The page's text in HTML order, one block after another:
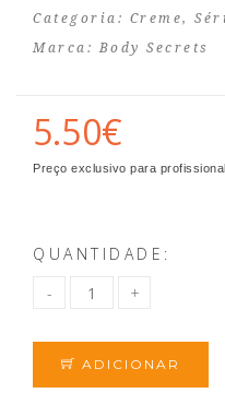
Categoria: Creme,
Marca: Body Secrets
5.50€
Preço exclusivo para profissional
QUANTIDADE:
ADICIONAR